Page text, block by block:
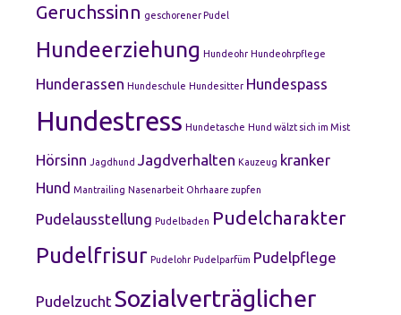
Geruchssinn geschorener Pudel
Hundeerziehung Hundeohr Hundeohrpflege
Hunderassen Hundeschule Hundesitter Hundespass
Hundestress Hundetasche Hund wälzt sich im Mist
Hörsinn Jagdhund Jagdverhalten Kauzeug kranker
Hund Mantrailing Nasenarbeit Ohrhaare zupfen
Pudelausstellung Pudelbaden Pudelcharakter
Pudelfrisur Pudelohr Pudelparfüm Pudelpflege
Pudelzucht Sozialverträglicher